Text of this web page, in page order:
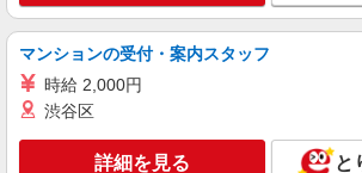
ート業務を担当
時給1600円〜2250円
通費全支給(ガソリン代含む)＞
詳
マンションの受付・案内スタッフ
時給 2,000円
渋谷区
詳細を見る と